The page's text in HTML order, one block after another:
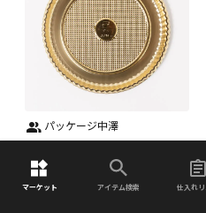
マーケット アイテム検索 仕入れリ
パッケージ中澤